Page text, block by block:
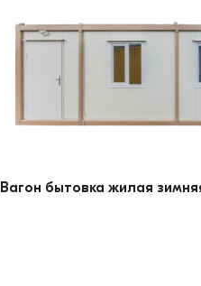
Вагон бытовка жилая